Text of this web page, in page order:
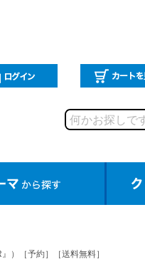
）［予約］［送料無料］